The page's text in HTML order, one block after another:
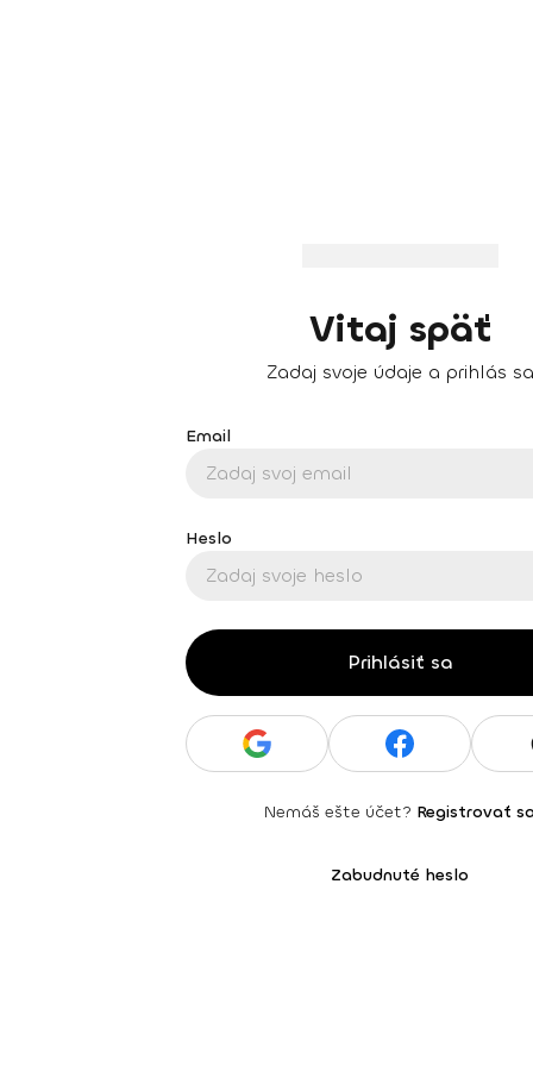
Vitaj späť
Zadaj svoje údaje a prihlás sa
Email
Heslo
Prihlásiť sa
Nemáš ešte účet? Registrovať
Zabudnuté heslo